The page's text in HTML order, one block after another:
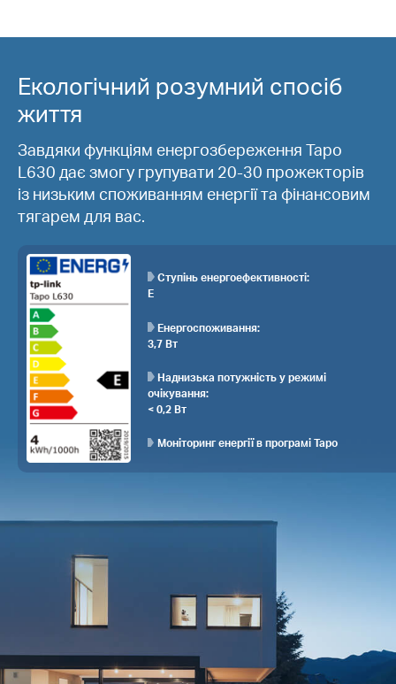
Екологічний розумний спосіб
життя
Завдяки функціям енергозбереження Tapo
L630 дає змогу групувати 20-30 прожекторів
із низьким споживанням енергії та фінансовим
тягарем для вас.
Ступінь енергоефективності:
Е
Енергоспоживання:
3,7 Вт
Наднизька потужність у режимі
очікування:
< 0,2 Вт
Моніторинг енергії в програмі Tapo